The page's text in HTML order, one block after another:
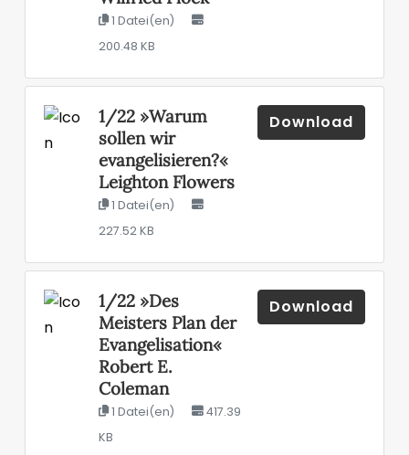
1 Datei(en)
200.48 KB
1/22 »Warum
sollen wir
evangelisieren?«
Leighton Flowers
1 Datei(en)
227.52 KB
Download
1/22 »Des
Meisters Plan der
Evangelisation«
Robert E.
Coleman
1 Datei(en)
417.39
KB
Download